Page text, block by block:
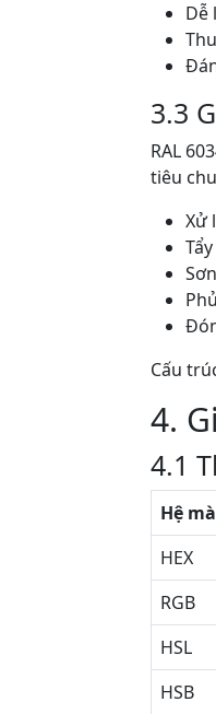
Dễ
3.3
RAL
tiêu
Xử
Cấu
4.
4.1
Hệ
HEX
RGB
HSL
HSB